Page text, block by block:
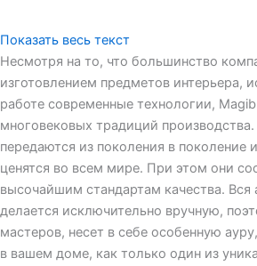
Показать весь текст
Несмотря на то, что большинство
изготовлением предметов интерьера,
работе современные технологии,
многовековых традиций
передаются из поколения в поколение
ценятся во всем мире. При этом они
высочайшим стандартам качества. Вся
делается исключительно вручную,
мастеров, несет в себе особенную
в вашем доме, как только один из